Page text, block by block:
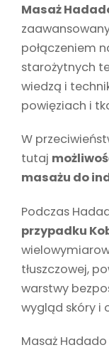
Masaż
połączeniem
starożytnych
wiedzą i
powięziach i
W
tutaj
masażu do
Podczas
przypadku
tłuszczowej,
warstwy
wygląd skóry i
Masaż